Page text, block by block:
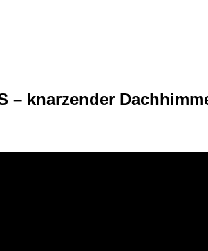
– knarzender